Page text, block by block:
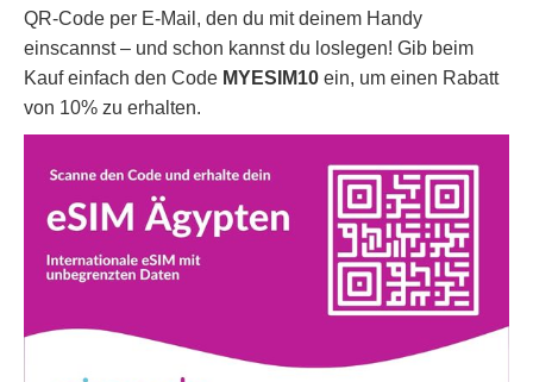
QR-Code per E-Mail, den du mit deinem Handy
einscannst – und schon kannst du loslegen! Gib beim
Kauf einfach den Code MYESIM10 ein, um einen Rabatt
von 10% zu erhalten.